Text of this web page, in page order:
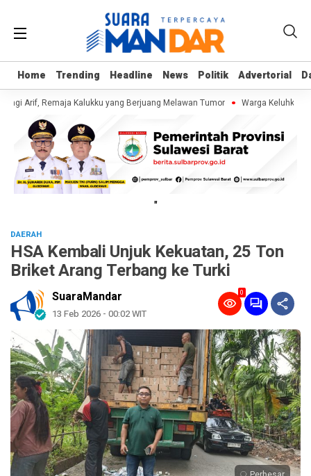
Home Trending Headline News Politik Advertorial
Home Trending Headline News Politik Advertorial
Arif, Remaja Kalukku yang Berjuang Melawan Tumor Warga Keluhkan
"
DAERAH
HSA Kembali Unjuk Kekuatan, 25 Ton
Briket Arang Terbang ke Turki
SuaraMandar
13 Feb 2026 - 00:02 WIT
0